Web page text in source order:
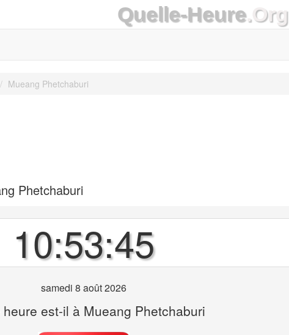
Quelle-Heure.Org
Mueang Phetchaburi
Phetchaburi
10:53:45
samedi 8 août 2026
est-il à Mueang Phetchaburi